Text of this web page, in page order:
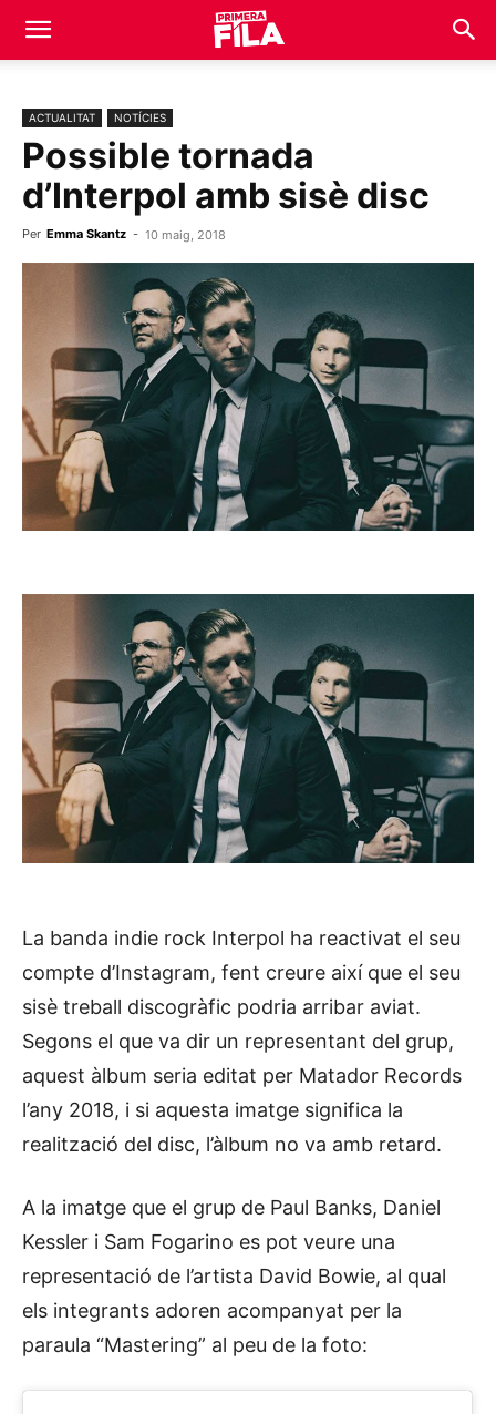
ACTUALITAT NOTÍCIES
Possible tornada
d’Interpol amb sisè disc
Per Emma Skantz - 10 maig, 2018
La banda indie rock Interpol ha reactivat el seu
compte d’Instagram, fent creure així que el seu
sisè treball discogràfic podria arribar aviat.
Segons el que va dir un representant del grup,
aquest àlbum seria editat per Matador Records
l’any 2018, i si aquesta imatge significa la
realització del disc, l’àlbum no va amb retard.
A la imatge que el grup de Paul Banks, Daniel
Kessler i Sam Fogarino es pot veure una
representació de l’artista David Bowie, al qual
els integrants adoren acompanyat per la
paraula “Mastering” al peu de la foto: